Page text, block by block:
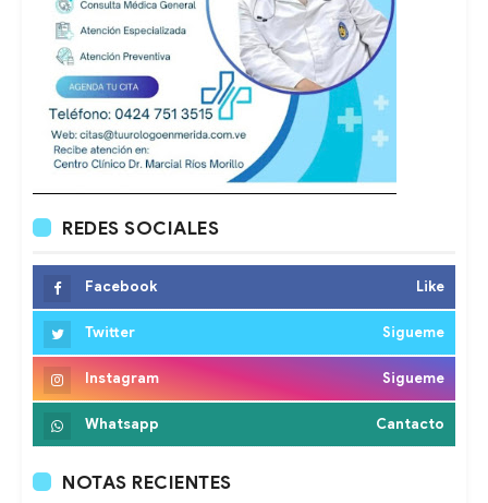
REDES SOCIALES
Facebook Like
Twitter Sigueme
Instagram Sigueme
Whatsapp Cantacto
NOTAS RECIENTES